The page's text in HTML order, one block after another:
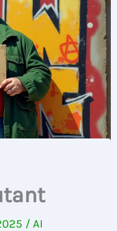
/ AI